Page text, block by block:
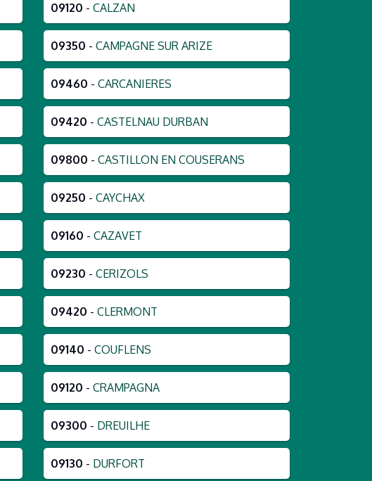
09120 - CALZAN
09350 - CAMPAGNE SUR ARIZE
09460 - CARCANIERES
09420 - CASTELNAU DURBAN
09800 - CASTILLON EN COUSERANS
09250 - CAYCHAX
09160 - CAZAVET
09230 - CERIZOLS
09420 - CLERMONT
09140 - COUFLENS
09120 - CRAMPAGNA
09300 - DREUILHE
09130 - DURFORT